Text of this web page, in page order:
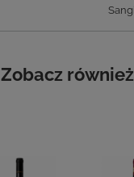
Zobacz również